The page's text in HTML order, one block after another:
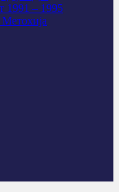
1991 – 1995